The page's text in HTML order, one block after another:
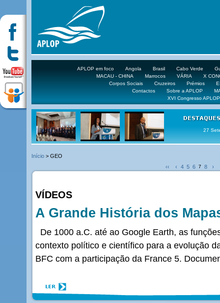
APLOP em foco Angola Brasil Cabo Verde
MACAU - CHINA
Marrocos VÁRIA
X
Corpos Sociais
Cruzeiros Prémios
Contactos
Sobre a APLOP
XVI Congresso APLOP
27
Início > GEO
‹‹
‹ 4 5 6 7 8 ›
VÍDEOS
A Grande História dos
De 1000 a.C. até ao Google Earth, as
contexto político e científico para a evolução
BFC com a participação da France 5.